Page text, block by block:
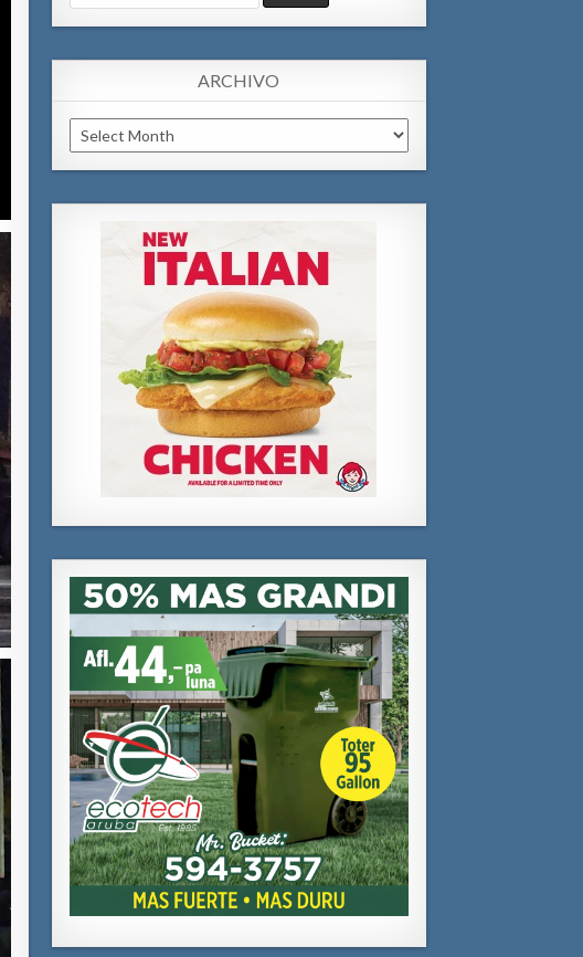
for:
ARCHIVO
Archivo